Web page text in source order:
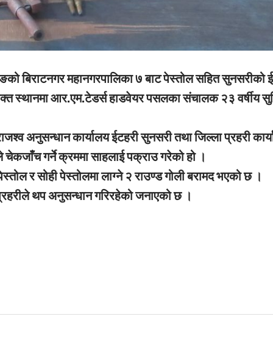
बिराटनगर महानगरपालिका ७ बाट पेस्तोल सहित सुनसरीको
स्थानमा आर.एम.टेडर्स हाडवेयर पसलका संचालक २३ वर्षीय
अनुसन्धान कार्यालय ईटहरी सुनसरी तथा जिल्ला प्रहरी
गर्ने क्रममा साहलाई पक्राउ गरेको हो ।
र सोही पेस्तोलमा लाग्ने २ राउण्ड गोली बरामद भएको छ ।
थप अनुसन्धान गरिरहेको जनाएको छ ।